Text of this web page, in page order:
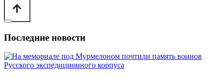
Последние новости